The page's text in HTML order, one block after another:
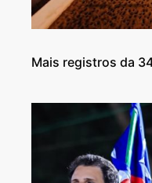
Mais registros da